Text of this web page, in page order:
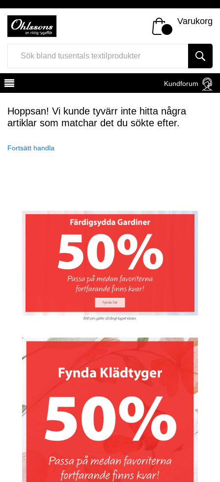
Varukorg
Kundforum
Hoppsan! Vi kunde tyvärr inte hitta några
artiklar som matchar det du sökte efter.
Fortsätt handla